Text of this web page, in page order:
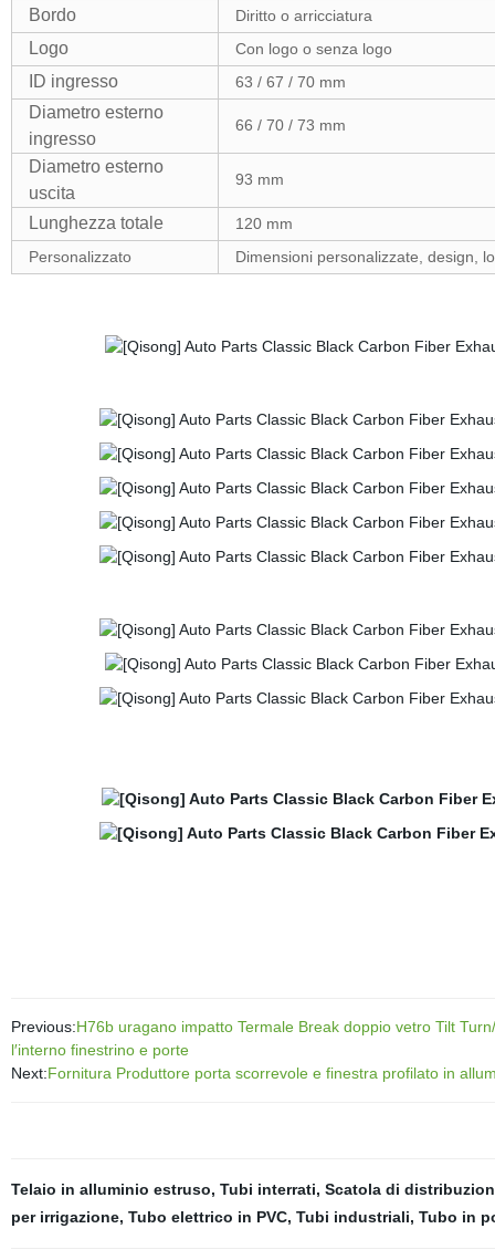
Bordo Diritto o arricciatura
Logo Con logo o senza logo
ID ingresso 63 / 67 / 70 mm
Diametro esterno
ingresso
66 / 70 / 73 mm
Diametro esterno
uscita
93 mm
Lunghezza totale
120 mm
Personalizzato
Dimensioni personalizzate, design,
Previous:H76b uragano impatto Termale Break doppio vetro Tilt
l′interno finestrino e porte
Next:Fornitura Produttore porta scorrevole e finestra profilato in
Telaio in alluminio estruso, Tubi interrati, Scatola di
per irrigazione, Tubo elettrico in PVC, Tubi industriali, Tubo in